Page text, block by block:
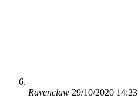
Ravenclaw 29/10/2020 14:23